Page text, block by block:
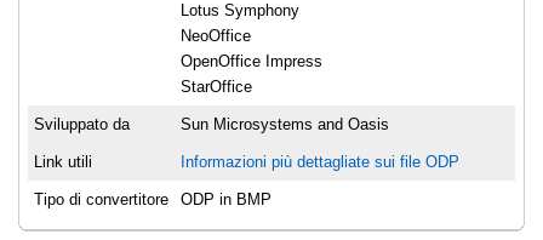
Lotus Symphony
NeoOffice
OpenOffice Impress
StarOffice
Sviluppato da Sun Microsystems and Oasis
Link utili Informazioni più dettagliate sui file ODP
Tipo di convertitore ODP in BMP